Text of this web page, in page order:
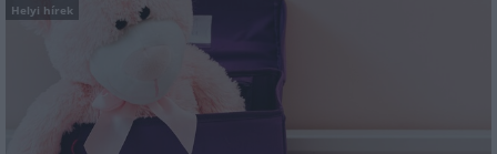
Helyi hírek